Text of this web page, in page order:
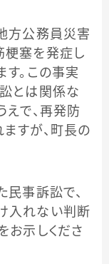
方公務員災害
梗塞を発症し
す。この事実
とは関係な
えで、再発防
すが、町長の
民事訴訟で、
入れない判断
お示しくださ